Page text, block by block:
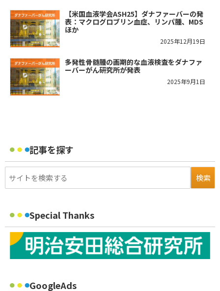
【米国血液学会ASH25】ダナファーバーの発
表：マクログロブリン血症、リンパ腫、MDS
ほか
2025年12月19日
多発性骨髄腫の画期的な血液検査をダナファ
ーバーがん研究所が発表
2025年9月1日
記事を探す
Special Thanks
GoogleAds